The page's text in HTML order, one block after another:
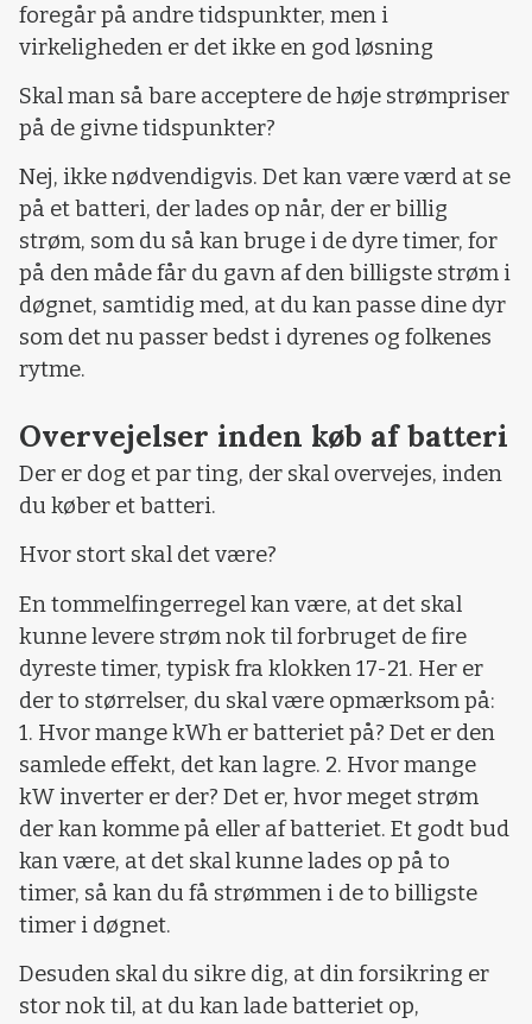
foregår på andre tidspunkter, men i
virkeligheden er det ikke en god løsning
Skal man så bare acceptere de høje strømpriser
på de givne tidspunkter?
Nej, ikke nødvendigvis. Det kan være værd at se
på et batteri, der lades op når, der er billig
strøm, som du så kan bruge i de dyre timer, for
på den måde får du gavn af den billigste strøm i
døgnet, samtidig med, at du kan passe dine dyr
som det nu passer bedst i dyrenes og folkenes
rytme.
Overvejelser inden køb af batteri
Der er dog et par ting, der skal overvejes, inden
du køber et batteri.
Hvor stort skal det være?
En tommelfingerregel kan være, at det skal
kunne levere strøm nok til forbruget de fire
dyreste timer, typisk fra klokken 17-21. Her er
der to størrelser, du skal være opmærksom på:
1. Hvor mange kWh er batteriet på? Det er den
samlede effekt, det kan lagre. 2. Hvor mange
kW inverter er der? Det er, hvor meget strøm
der kan komme på eller af batteriet. Et godt bud
kan være, at det skal kunne lades op på to
timer, så kan du få strømmen i de to billigste
timer i døgnet.
Desuden skal du sikre dig, at din forsikring er
stor nok til, at du kan lade batteriet op,